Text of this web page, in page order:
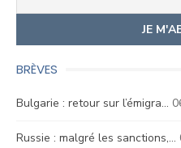
BRÈVES
Bulgarie : retour sur l’émigra…
Russie : malgré les sanctions,…